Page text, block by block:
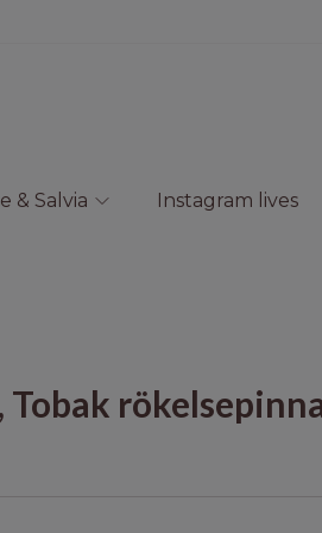
& Salvia Instagram lives
Tobak